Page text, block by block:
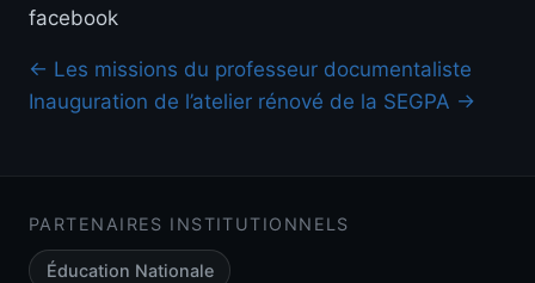
facebook
← Les missions du professeur documentaliste
Inauguration de l’atelier rénové de la SEGPA →
PARTENAIRES INSTITUTIONNELS
Éducation Nationale